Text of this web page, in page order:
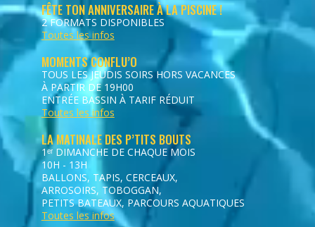
FÊTE TON ANNIVERSAIRE À LA PISCINE !
2 FORMATS DISPONIBLES
Toutes les infos
MOMENTS CONFLU’O
TOUS LES JEUDIS SOIRS HORS VACANCES
À PARTIR DE 19H00
ENTRÉE BASSIN À TARIF RÉDUIT
Toutes les infos
LA MATINALE DES P’TITS BOUTS
1ᵉʳ DIMANCHE DE CHAQUE MOIS
10H - 13H
BALLONS, TAPIS, CERCEAUX,
ARROSOIRS, TOBOGGAN,
PETITS BATEAUX, PARCOURS AQUATIQUES
Toutes les infos